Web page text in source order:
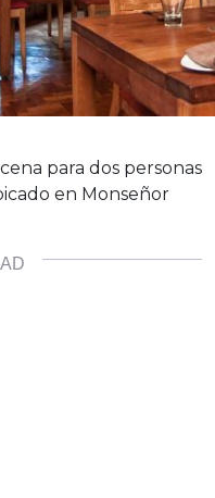
para dos personas
en Monseñor